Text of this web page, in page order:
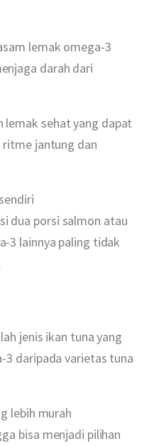
lemak omega-3
darah dari
lemak sehat yang dapat
jantung dan
dua porsi salmon atau
3 lainnya paling tidak
jenis ikan tuna yang
3 daripada varietas tuna
lebih murah
bisa menjadi pilihan